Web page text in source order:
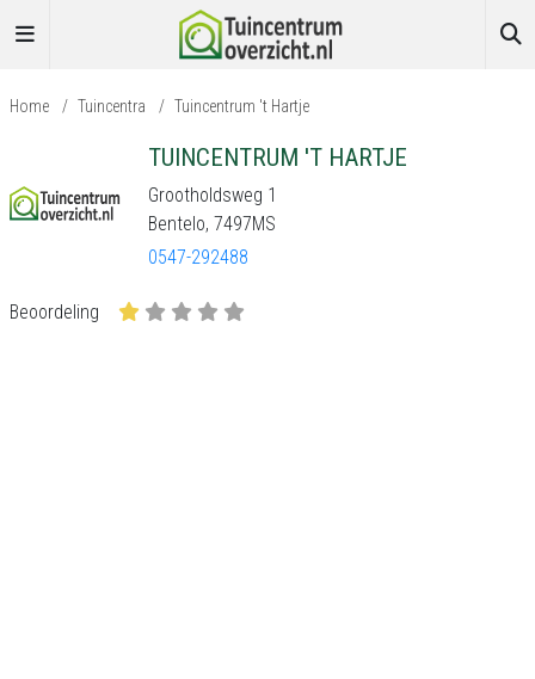
Home / Tuincentra / Tuincentrum 't Hartje
TUINCENTRUM 'T HARTJE
Grootholdsweg 1
Bentelo, 7497MS
0547-292488
Beoordeling